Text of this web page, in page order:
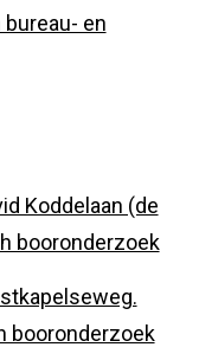
en
Koddelaan (de
booronderzoek
booronderzoek